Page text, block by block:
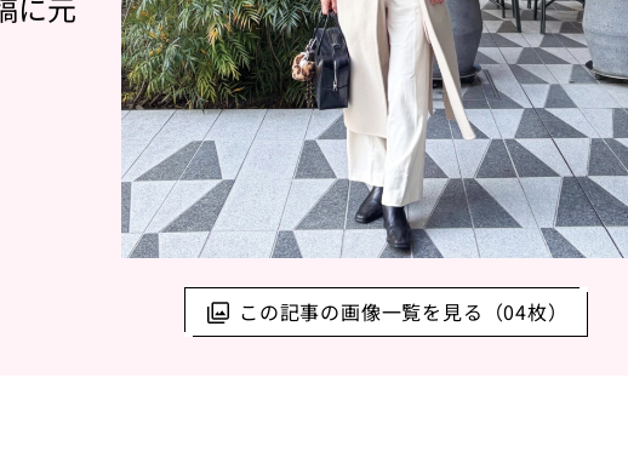
この記事の画像一覧を見る（04枚）